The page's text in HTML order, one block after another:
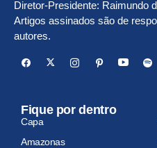
Diretor-Presidente: Raimundo
Artigos assinados são de
autores.
Fique por dentro
Capa
Amazonas